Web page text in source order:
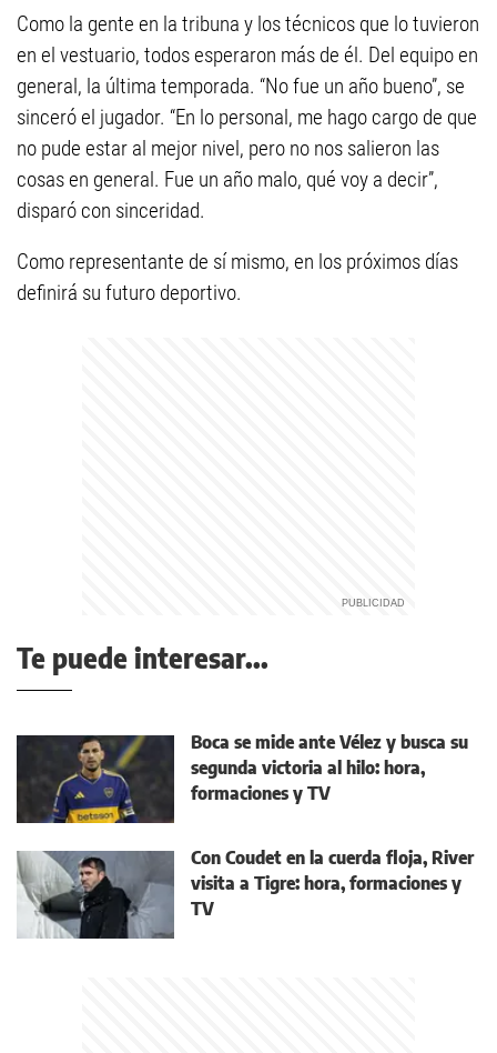
Como la gente en la tribuna y los técnicos que lo tuvieron
en el vestuario, todos esperaron más de él. Del equipo en
general, la última temporada. “No fue un año bueno”, se
sinceró el jugador. “En lo personal, me hago cargo de que
no pude estar al mejor nivel, pero no nos salieron las
cosas en general. Fue un año malo, qué voy a decir”,
disparó con sinceridad.
Como representante de sí mismo, en los próximos días
definirá su futuro deportivo.
Te puede interesar...
Boca se mide ante Vélez y busca su
segunda victoria al hilo: hora,
formaciones y TV
Con Coudet en la cuerda floja, River
visita a Tigre: hora, formaciones y
TV